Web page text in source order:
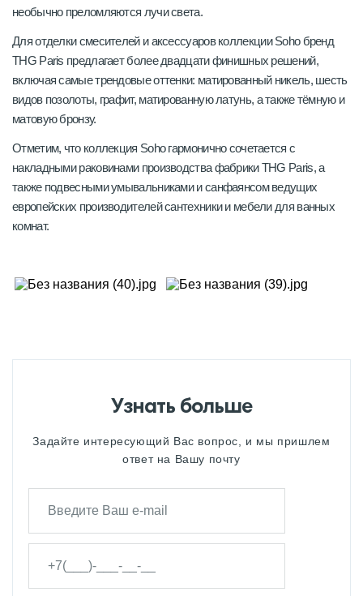
необычно преломляются лучи света.
Для отделки смесителей и аксессуаров коллекции Soho бренд
THG Paris предлагает более двадцати финишных решений,
включая самые трендовые оттенки: матированный никель, шесть
видов позолоты, графит, матированную латунь, а также тёмную и
матовую бронзу.
Отметим, что коллекция Soho гармонично сочетается с
накладными раковинами производства фабрики THG Paris, а
также подвесными умывальниками и санфаянсом ведущих
европейских производителей сантехники и мебели для ванных
комнат.
Узнать больше
Задайте интересующий Вас вопрос, и мы пришлем
ответ на Вашу почту